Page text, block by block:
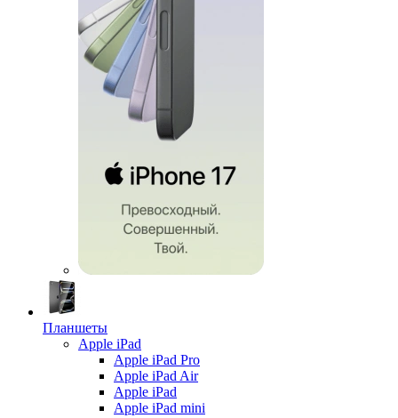
Планшеты
Apple iPad
Apple iPad Pro
Apple iPad Air
Apple iPad
Apple iPad mini